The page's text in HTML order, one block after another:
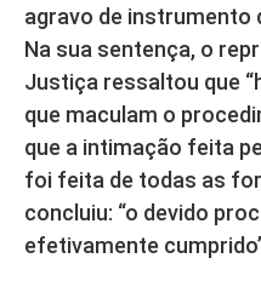
agravo de instrumento
Na sua sentença, o
Justiça ressaltou que
que maculam o
que a intimação feita
foi feita de todas as
concluiu: “o devido
efetivamente